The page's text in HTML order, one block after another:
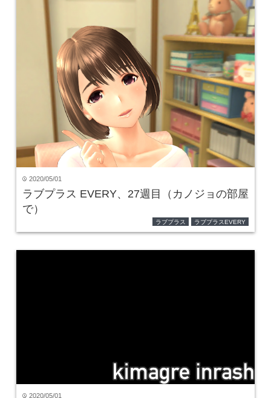
time 2020/05/01
ラブプラス EVERY、27週目（カノジョの部屋
で）
ラブプラス ラブプラスEVERY
time 2020/05/01